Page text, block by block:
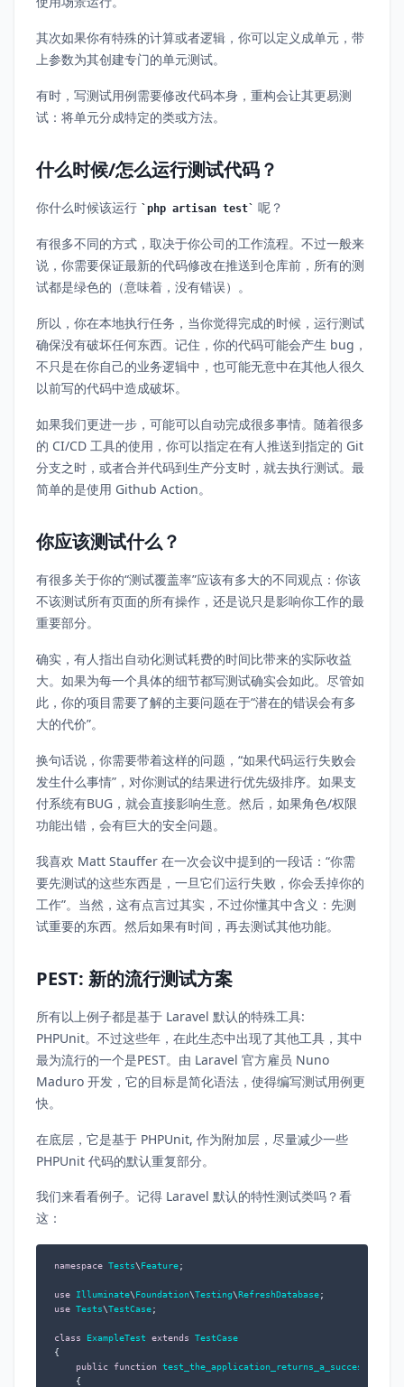
其次如果你有特殊的计算或者逻辑，你可以定义成单元，带
上参数为其创建专门的单元测试。
有时，写测试用例需要修改代码本身，重构会让其更易测
试：将单元分成特定的类或方法。
什么时候/怎么运行测试代码？
你什么时候该运行 php artisan test 呢？
有很多不同的方式，取决于你公司的工作流程。不过一般来
说，你需要保证最新的代码修改在推送到仓库前，所有的测
试都是绿色的（意味着，没有错误）。
所以，你在本地执行任务，当你觉得完成的时候，运行测试
确保没有破坏任何东西。记住，你的代码可能会产生 bug，
不只是在你自己的业务逻辑中，也可能无意中在其他人很久
以前写的代码中造成破坏。
如果我们更进一步，可能可以自动完成很多事情。随着很多
的 CI/CD 工具的使用，你可以指定在有人推送到指定的 Git
分支之时，或者合并代码到生产分支时，就去执行测试。最
简单的是使用 Github Action。
你应该测试什么？
有很多关于你的“测试覆盖率”应该有多大的不同观点：你该
不该测试所有页面的所有操作，还是说只是影响你工作的最
重要部分。
确实，有人指出自动化测试耗费的时间比带来的实际收益
大。如果为每一个具体的细节都写测试确实会如此。尽管如
此，你的项目需要了解的主要问题在于“潜在的错误会有多
大的代价”。
换句话说，你需要带着这样的问题，“如果代码运行失败会
发生什么事情”，对你测试的结果进行优先级排序。如果支
付系统有BUG，就会直接影响生意。然后，如果角色/权限
功能出错，会有巨大的安全问题。
我喜欢 Matt Stauffer 在一次会议中提到的一段话：“你需
要先测试的这些东西是，一旦它们运行失败，你会丢掉你的
工作”。当然，这有点言过其实，不过你懂其中含义：先测
试重要的东西。然后如果有时间，再去测试其他功能。
PEST: 新的流行测试方案
所有以上例子都是基于 Laravel 默认的特殊工具:
PHPUnit。不过这些年，在此生态中出现了其他工具，其中
最为流行的一个是PEST。由 Laravel 官方雇员 Nuno
Maduro 开发，它的目标是简化语法，使得编写测试用例更
快。
在底层，它是基于 PHPUnit, 作为附加层，尽量减少一些
PHPUnit 代码的默认重复部分。
我们来看看例子。记得 Laravel 默认的特性测试类吗？看
这：
namespace Tests\ Feature;
use Illuminate\ Foundation\Testing\RefreshDatabase
use Tests\TestCase;
class ExampleTest extends
TestCase
{
public
function
{